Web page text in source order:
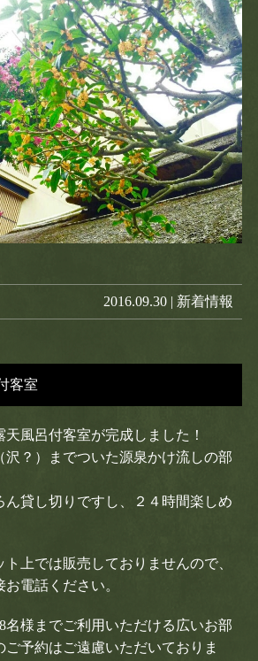
話でのお問い合わせ
85-5500
CLOSE
2016.09.30 | 新着情報
客室
風呂付客室が完成しました！
沢？）までついた源泉かけ流しの部
ん貸し切りですし、２４時間楽しめ
上では販売しておりませんので、
電話ください。
名様までご利用いただける広いお部
ご予約はご遠慮いただいておりま